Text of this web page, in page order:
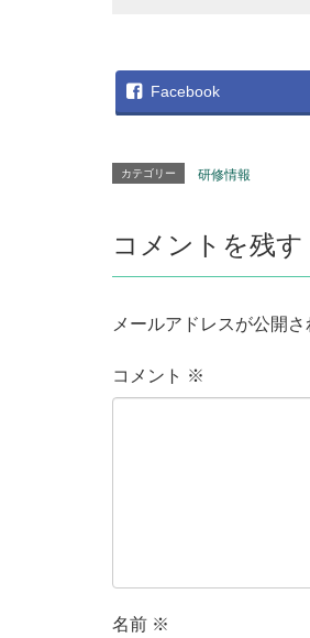
Facebook
カテゴリー 研修情報
コメントを残す
メールアドレスが公開
コメント ※
名前 ※